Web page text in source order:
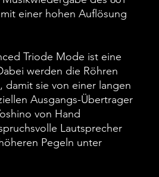
einer hohen Auflösung
Triode Mode ist eine
werden die Röhren
damit sie von einer langen
Ausgangs-Übertrager
von Hand
Lautsprecher
Pegeln unter